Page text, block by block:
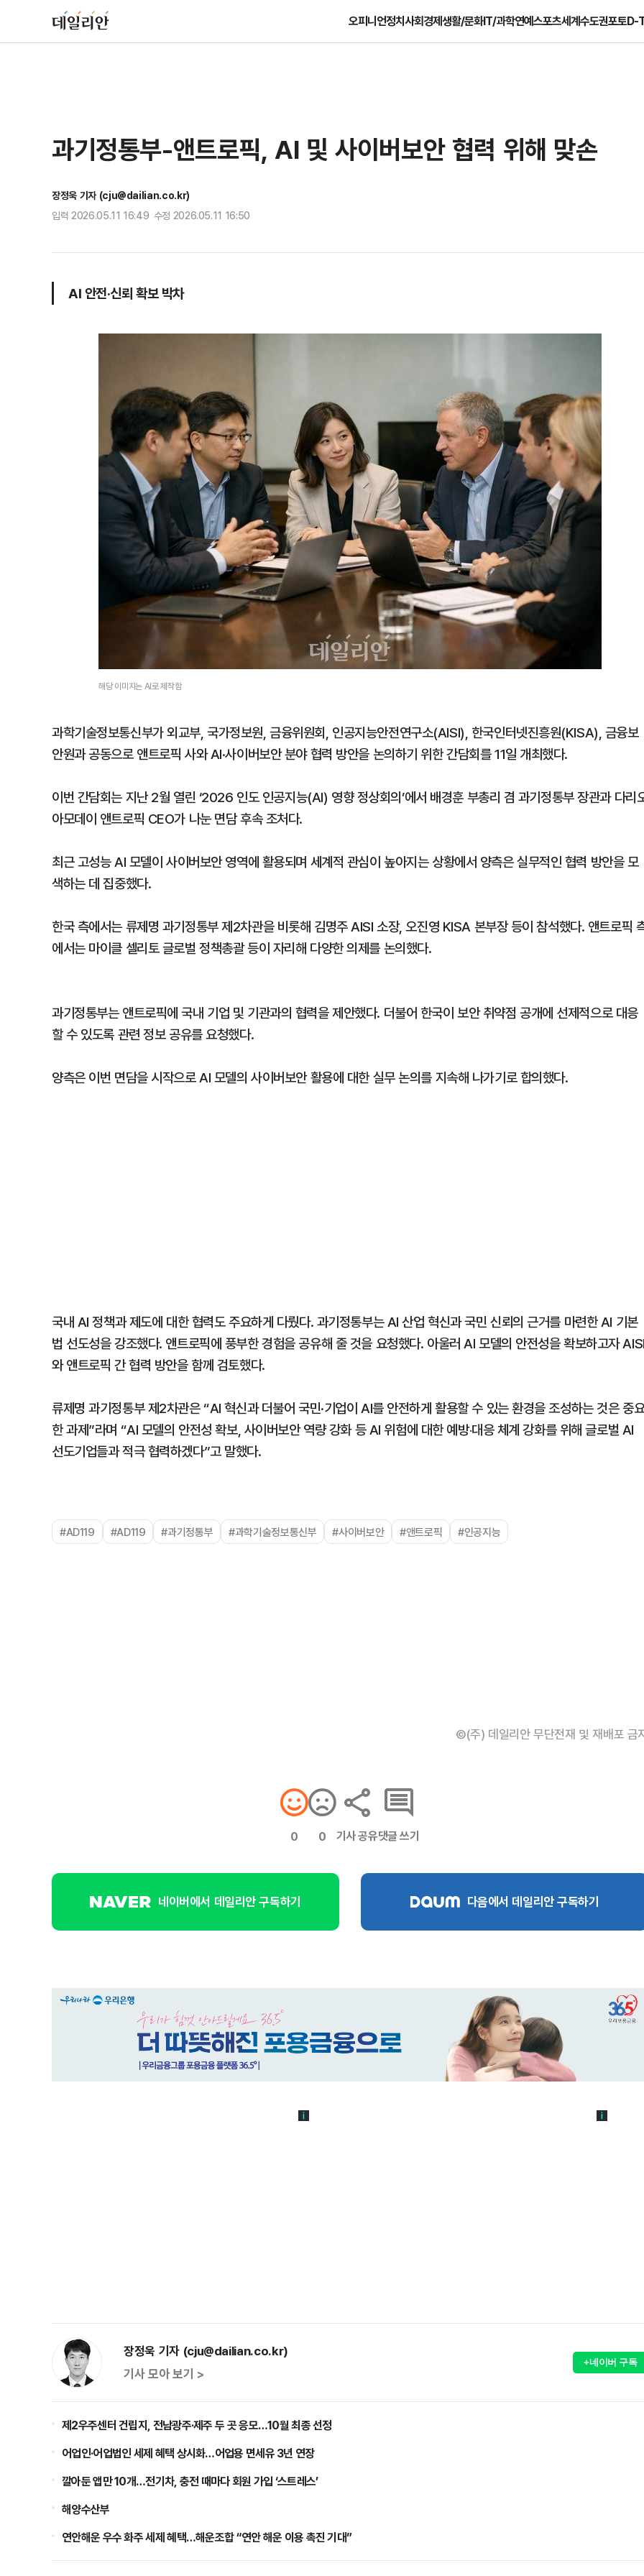
오피니언정치사회경제생활/문화IT/과학연예스포츠세계수도권포토D-
과기정통부-앤트로픽, AI 및 사이버보안 협력 위해 맞손
장정욱 기자 (cju@dailian.co.kr)
입력 2026.05.11 16:49 수정 2026.05.11 16:50
AI 안전·신뢰 확보 박차
해당 이미지는 AI로 제작함
과학기술정보통신부가 외교부, 국가정보원, 금융위원회, 인공지능안전연구소(AISI), 한국인터넷진흥원(KISA), 금융보
안원과 공동으로 앤트로픽 사와 AI·사이버보안 분야 협력 방안을 논의하기 위한 간담회를 11일 개최했다.
이번 간담회는 지난 2월 열린 ‘2026 인도 인공지능(AI) 영향 정상회의’에서 배경훈 부총리 겸 과기정통부 장관과 다리
아모데이 앤트로픽 CEO가 나눈 면담 후속 조처다.
최근 고성능 AI 모델이 사이버보안 영역에 활용되며 세계적 관심이 높아지는 상황에서 양측은 실무적인 협력 방안을 모
색하는 데 집중했다.
한국 측에서는 류제명 과기정통부 제2차관을 비롯해 김명주 AISI 소장, 오진영 KISA 본부장 등이 참석했다. 앤트로픽
에서는 마이클 셀리토 글로벌 정책총괄 등이 자리해 다양한 의제를 논의했다.
과기정통부는 앤트로픽에 국내 기업 및 기관과의 협력을 제안했다. 더불어 한국이 보안 취약점 공개에 선제적으로 대응
할 수 있도록 관련 정보 공유를 요청했다.
양측은 이번 면담을 시작으로 AI 모델의 사이버보안 활용에 대한 실무 논의를 지속해 나가기로 합의했다.
국내 AI 정책과 제도에 대한 협력도 주요하게 다뤘다. 과기정통부는 AI 산업 혁신과 국민 신뢰의 근거를 마련한 AI 기본
법 선도성을 강조했다. 앤트로픽에 풍부한 경험을 공유해 줄 것을 요청했다. 아울러 AI 모델의 안전성을 확보하고자
와 앤트로픽 간 협력 방안을 함께 검토했다.
류제명 과기정통부 제2차관은 “AI 혁신과 더불어 국민·기업이 AI를 안전하게 활용할 수 있는 환경을 조성하는 것은 중
한 과제”라며 “AI 모델의 안전성 확보, 사이버보안 역량 강화 등 AI 위험에 대한 예방‧대응 체계 강화를 위해 글로벌 AI
선도기업들과 적극 협력하겠다”고 말했다.
#AD119 #AD119 #과기정통부 #과학기술정보통신부 #사이버보안 #앤트로픽 #인공지능
©(주) 데일리안 무단전재 및 재배포 금
0 0 기사 공유댓글 쓰기
네이버에서 데일리안 구독하기 다음에서 데일리안 구독하기
장정욱 기자 (cju@dailian.co.kr)
기사 모아 보기 >
+네이버 구독
제2우주센터 건립지, 전남광주·제주 두 곳 응모…10월 최종 선정
어업인·어업법인 세제 혜택 상시화…어업용 면세유 3년 연장
깔아둔 앱만 10개…전기차, 충전 때마다 회원 가입 ‘스트레스’
해양수산부
연안해운 우수 화주 세제 혜택…해운조합 “연안 해운 이용 촉진 기대”